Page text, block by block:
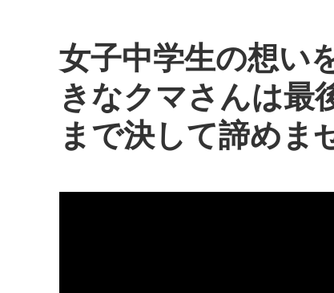
女子中学生の想い
きなクマさんは最
まで決して諦めま